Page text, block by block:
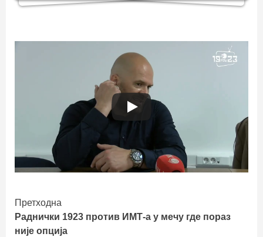
Continue
Reading
Претходна
Раднички 1923 против ИМТ-а у мечу где пораз
није опција